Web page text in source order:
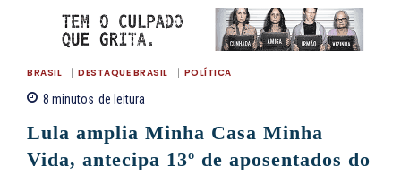
BRASIL DESTAQUE BRASIL POLÍTICA
8 minutos de leitura
Lula amplia Minha Casa Minha
Vida, antecipa 13º de aposentados do